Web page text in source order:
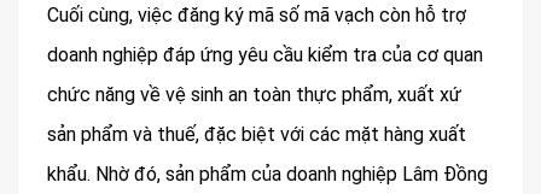
Cuối cùng, việc đăng ký mã số mã vạch còn hỗ trợ
doanh nghiệp đáp ứng yêu cầu kiểm tra của cơ quan
chức năng về vệ sinh an toàn thực phẩm, xuất xứ
sản phẩm và thuế, đặc biệt với các mặt hàng xuất
khẩu. Nhờ đó, sản phẩm của doanh nghiệp Lâm Đồng